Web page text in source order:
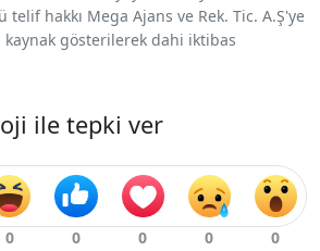
hakkı Mega Ajans ve Rek. Tic. A.Ş'ye
gösterilerek dahi iktibas
ile tepki ver